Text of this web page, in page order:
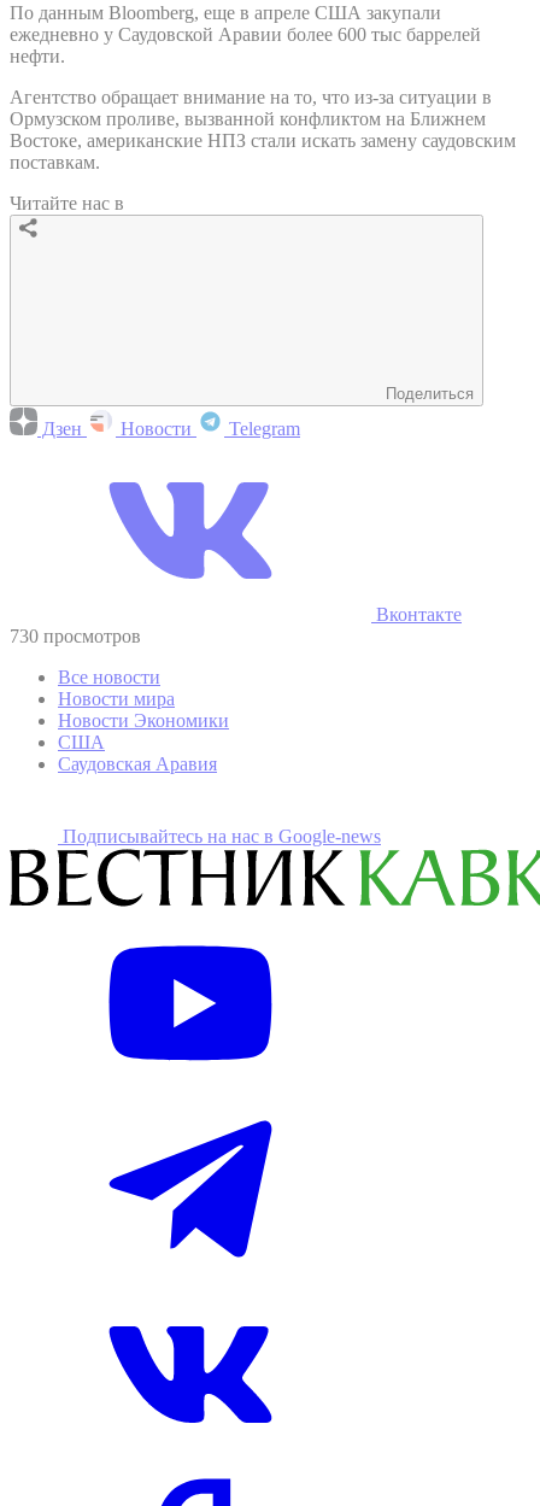
По данным Bloomberg, еще в апреле США закупали
ежедневно у Саудовской Аравии более 600 тыс баррелей
нефти.
Агентство обращает внимание на то, что из-за ситуации в
Ормузском проливе, вызванной конфликтом на Ближнем
Востоке, американские НПЗ стали искать замену саудовским
поставкам.
Читайте нас в
Поделиться
Дзен Новости Telegram
Вконтакте
730 просмотров
Все новости
Новости мира
Новости Экономики
США
Саудовская Аравия
Подписывайтесь на наc в Google-news